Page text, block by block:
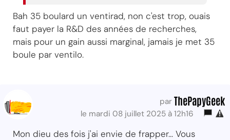
Bah 35 boulard un ventirad, non c'est trop, ouais
faut payer la R&D des années de recherches,
mais pour un gain aussi marginal, jamais je met 35
boule par ventilo.
par ThePapyGeek
le mardi 08 juillet 2025 à 12h16
Mon dieu des fois j'ai envie de frapper... Vous